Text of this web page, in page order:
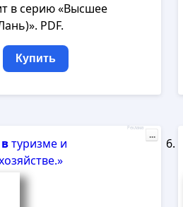
в серию «Высшее
PDF.
Купить
втуризме и
Реклама
...